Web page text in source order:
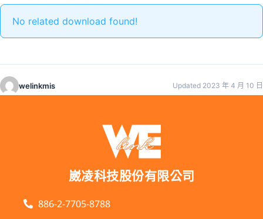
No related download found!
welinkmis Updated 2023 年 4 月 10 日
崴凌科技股份有限公司
886-2-7705-8788